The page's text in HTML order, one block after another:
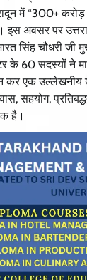
में “300+
इस अवसर पर
सिंह चौधरी
के 60 सदस्यों ने
कर एक उल्लेखनीय
सहयोग,
है।